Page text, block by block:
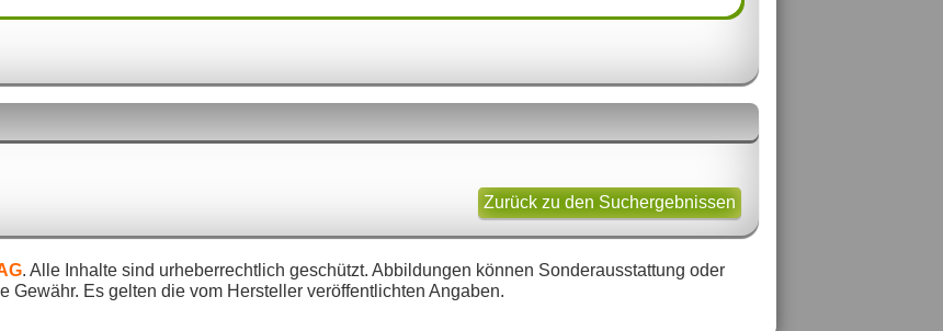
Zurück zu den Suchergebnissen
. Alle Inhalte sind urheberrechtlich geschützt. Abbildungen können Sonderausstattung oder
Gewähr. Es gelten die vom Hersteller veröffentlichten Angaben.